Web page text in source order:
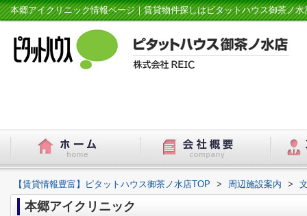
本郷アイクリニック情報ページ｜賃貸物件探しはピタットハウス御茶ノ水
【賃貸情報豊富】ピタットハウス御茶ノ水店TOP > 周辺施設案内 >
本郷アイクリニック